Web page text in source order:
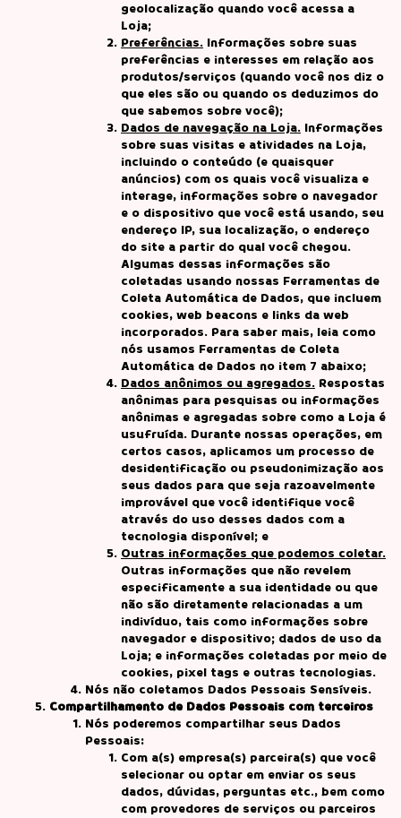
geolocalização quando você acessa a
Loja;
Preferências. Informações sobre suas
preferências e interesses em relação aos
produtos/serviços (quando você nos diz o
que eles são ou quando os deduzimos do
que sabemos sobre você);
Dados de navegação na Loja. Informações
sobre suas visitas e atividades na Loja,
incluindo o conteúdo (e quaisquer
anúncios) com os quais você visualiza e
interage, informações sobre o navegador
e o dispositivo que você está usando, seu
endereço IP, sua localização, o endereço
do site a partir do qual você chegou.
Algumas dessas informações são
coletadas usando nossas Ferramentas de
Coleta Automática de Dados, que incluem
cookies, web beacons e links da web
incorporados. Para saber mais, leia como
nós usamos Ferramentas de Coleta
Automática de Dados no item 7 abaixo;
Dados anônimos ou agregados. Respostas
anônimas para pesquisas ou informações
anônimas e agregadas sobre como a Loja é
usufruída. Durante nossas operações, em
certos casos, aplicamos um processo de
desidentificação ou pseudonimização aos
seus dados para que seja razoavelmente
improvável que você identifique você
através do uso desses dados com a
tecnologia disponível; e
Outras informações que podemos coletar.
Outras informações que não revelem
especificamente a sua identidade ou que
não são diretamente relacionadas a um
indivíduo, tais como informações sobre
navegador e dispositivo; dados de uso da
Loja; e informações coletadas por meio de
cookies, pixel tags e outras tecnologias.
Nós não coletamos Dados Pessoais Sensíveis.
Compartilhamento de Dados Pessoais com terceiros
Nós poderemos compartilhar seus Dados
Pessoais:
Com a(s) empresa(s) parceira(s) que você
selecionar ou optar em enviar os seus
dados, dúvidas, perguntas etc., bem como
com provedores de serviços ou parceiros